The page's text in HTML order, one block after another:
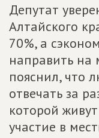
Депутат
Алтайского
70%, а
направить на
пояснил, что
отвечать за
которой
участие в